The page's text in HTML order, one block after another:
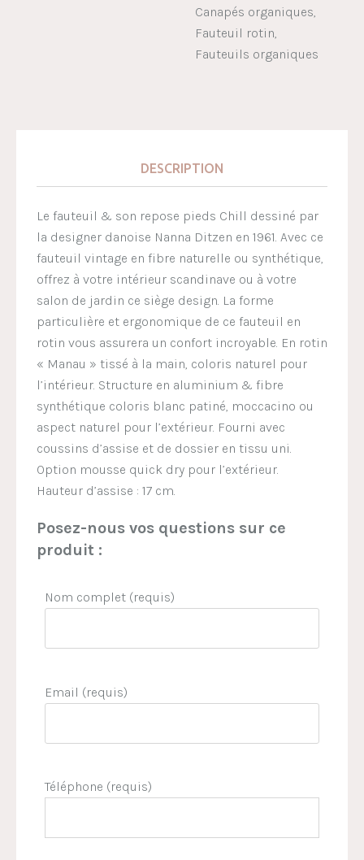
Canapés organiques
Fauteuil rotin
Fauteuils organiques
DESCRIPTION
Le fauteuil & son repose pieds Chill dessiné par
la designer danoise Nanna Ditzen en 1961. Avec ce
fauteuil vintage en fibre naturelle ou synthétique,
offrez à votre intérieur scandinave ou à votre
salon de jardin ce siège design. La forme
particulière et ergonomique de ce fauteuil en
rotin vous assurera un confort incroyable. En rotin
« Manau » tissé à la main, coloris naturel pour
l’intérieur. Structure en aluminium & fibre
synthétique coloris blanc patiné, moccacino ou
aspect naturel pour l’extérieur. Fourni avec
coussins d’assise et de dossier en tissu uni.
Option mousse quick dry pour l’extérieur.
Hauteur d’assise : 17 cm.
Posez-nous vos questions sur ce
produit :
Nom complet (requis)
Email (requis)
Téléphone (requis)